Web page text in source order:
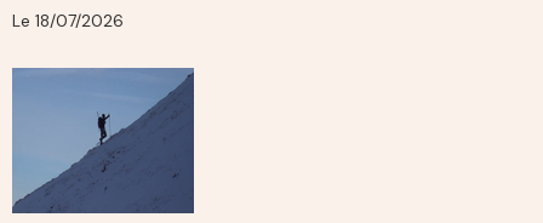
Le 18/07/2026